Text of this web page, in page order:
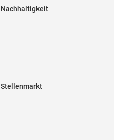
Nachhaltigkeit
Stellenmarkt